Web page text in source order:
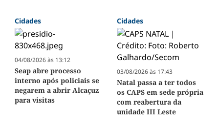
Cidades
04/08/2026 às 13:12
Seap abre processo
interno após policiais se
negarem a abrir Alcaçuz
para visitas
Cidades
03/08/2026 às 17:43
Natal passa a ter todos
os CAPS em sede própria
com reabertura da
unidade III Leste